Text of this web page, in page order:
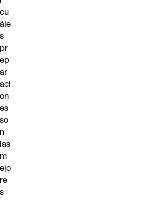
cu
ále
s
pr
ep
ar
aci
on
es
so
n
las
m
ejo
re
s